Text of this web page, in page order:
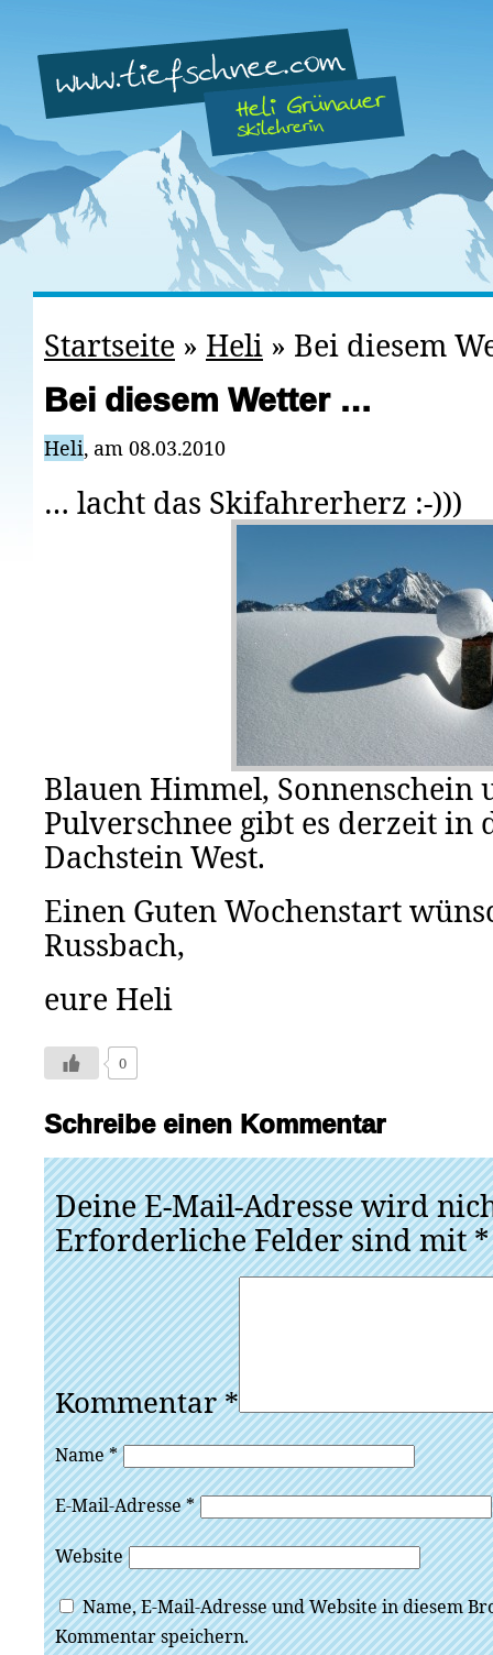
Startseite » Heli » Bei diesem
Bei diesem Wetter …
Heli, am 08.03.2010
… lacht das Skifahrerherz :-)))
Blauen Himmel,
Pulverschnee gibt es derzeit in
Dachstein West.
Einen Guten Wochenstart
Russbach,
eure Heli
0
Schreibe einen Kommentar
Deine E-Mail-Adresse wird
Erforderliche Felder sind mit*
Kommentar*
Name*
E-Mail-Adresse*
Website
Name, E-Mail-Adresse und Website in diesem
Kommentar speichern.